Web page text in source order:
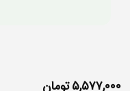
۵,۵۷۷,۰۰۰ تومان